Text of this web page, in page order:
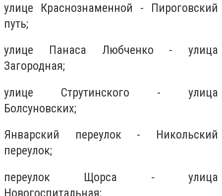
улице Краснознаменной - Пироговский
путь;
улице Панаса Любченко - улица
Загородная;
улице Струтинского - улица
Болсуновских;
Январский переулок - Никольский
переулок;
переулок Щорса - улица
Новогоспитальная;